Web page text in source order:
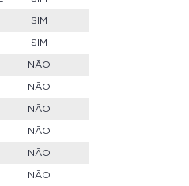
SIM
SIM
NÃO
NÃO
NÃO
NÃO
NÃO
NÃO